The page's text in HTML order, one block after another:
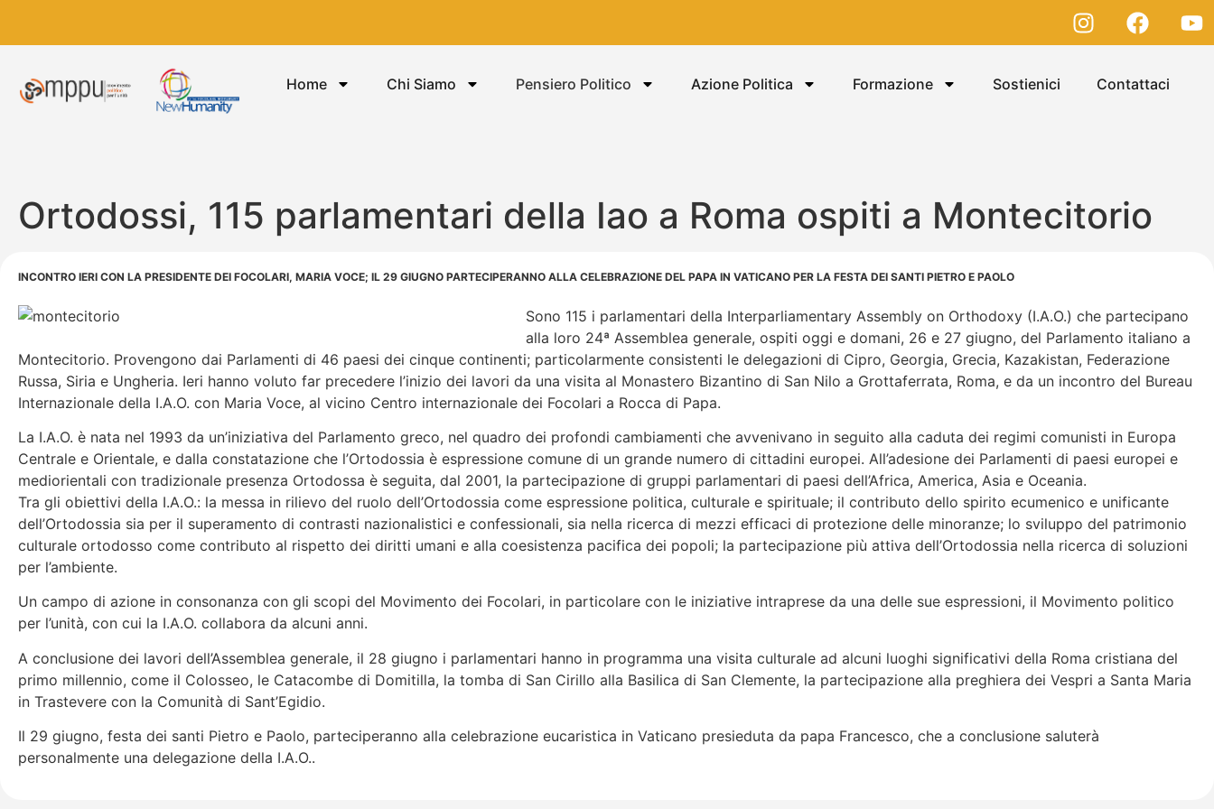
Home Chi Siamo Pensiero Politico Azione Politica Formazione Sostienici Contattaci
Ortodossi, 115 parlamentari della Iao a Roma ospiti a Montecitorio
INCONTRO IERI CON LA PRESIDENTE DEI FOCOLARI, MARIA VOCE; IL 29 GIUGNO PARTECIPERANNO ALLA CELEBRAZIONE DEL PAPA IN VATICANO PER LA FESTA DEI SANTI PIETRO E PAOLO
Sono 115 i parlamentari della Interparliamentary Assembly on Orthodoxy (I.A.O.) che partecipano
alla loro 24ª Assemblea generale, ospiti oggi e domani, 26 e 27 giugno, del Parlamento italiano a
Montecitorio. Provengono dai Parlamenti di 46 paesi dei cinque continenti; particolarmente consistenti le delegazioni di Cipro, Georgia, Grecia, Kazakistan, Federazione
Russa, Siria e Ungheria. Ieri hanno voluto far precedere l’inizio dei lavori da una visita al Monastero Bizantino di San Nilo a Grottaferrata, Roma, e da un incontro del Bureau
Internazionale della I.A.O. con Maria Voce, al vicino Centro internazionale dei Focolari a Rocca di Papa.
La I.A.O. è nata nel 1993 da un’iniziativa del Parlamento greco, nel quadro dei profondi cambiamenti che avvenivano in seguito alla caduta dei regimi comunisti in Europa
Centrale e Orientale, e dalla constatazione che l’Ortodossia è espressione comune di un grande numero di cittadini europei. All’adesione dei Parlamenti di paesi europei e
mediorientali con tradizionale presenza Ortodossa è seguita, dal 2001, la partecipazione di gruppi parlamentari di paesi dell’Africa, America, Asia e Oceania.
Tra gli obiettivi della I.A.O.: la messa in rilievo del ruolo dell’Ortodossia come espressione politica, culturale e spirituale; il contributo dello spirito ecumenico e unificante
dell’Ortodossia sia per il superamento di contrasti nazionalistici e confessionali, sia nella ricerca di mezzi efficaci di protezione delle minoranze; lo sviluppo del patrimonio
culturale ortodosso come contributo al rispetto dei diritti umani e alla coesistenza pacifica dei popoli; la partecipazione più attiva dell’Ortodossia nella ricerca di soluzioni
per l’ambiente.
Un campo di azione in consonanza con gli scopi del Movimento dei Focolari, in particolare con le iniziative intraprese da una delle sue espressioni, il Movimento politico
per l’unità, con cui la I.A.O. collabora da alcuni anni.
A conclusione dei lavori dell’Assemblea generale, il 28 giugno i parlamentari hanno in programma una visita culturale ad alcuni luoghi significativi della Roma cristiana del
primo millennio, come il Colosseo, le Catacombe di Domitilla, la tomba di San Cirillo alla Basilica di San Clemente, la partecipazione alla preghiera dei Vespri a Santa Maria
in Trastevere con la Comunità di Sant’Egidio.
Il 29 giugno, festa dei santi Pietro e Paolo, parteciperanno alla celebrazione eucaristica in Vaticano presieduta da papa Francesco, che a conclusione saluterà
personalmente una delegazione della I.A.O..